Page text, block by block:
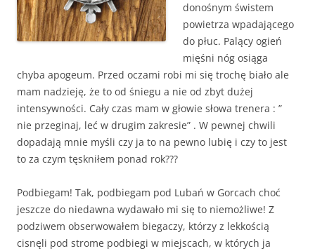
donośnym świstem
powietrza wpadającego
do płuc. Palący ogień
mięśni nóg osiąga
chyba apogeum. Przed oczami robi mi się trochę biało ale
mam nadzieję, że to od śniegu a nie od zbyt dużej
intensywności. Cały czas mam w głowie słowa trenera : ”
nie przeginaj, leć w drugim zakresie” . W pewnej chwili
dopadają mnie myśli czy ja to na pewno lubię i czy to jest
to za czym tęskniłem ponad rok???
Podbiegam! Tak, podbiegam pod Lubań w Gorcach choć
jeszcze do niedawna wydawało mi się to niemożliwe! Z
podziwem obserwowałem biegaczy, którzy z lekkością
cisnęli pod strome podbiegi w miejscach, w których ja